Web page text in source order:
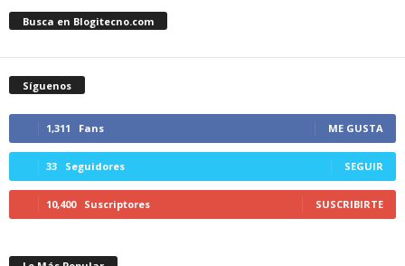
Busca en Blogitecno.com
Síguenos
1,311 Fans ME GUSTA
33 Seguidores SEGUIR
10,400 Suscriptores SUSCRIBIRTE